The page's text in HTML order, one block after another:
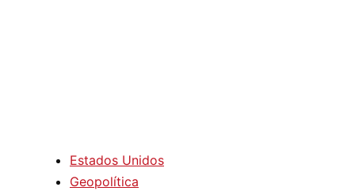
Estados Unidos
Geopolítica